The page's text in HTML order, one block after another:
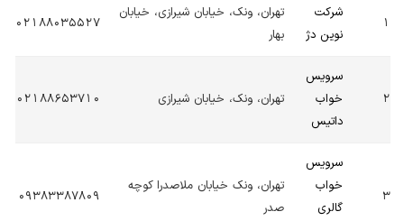
1
شرکت
نوین دژ
تهران، ونک، خیابان شیرازی، خیابان
بهار
02188035527
2
سرویس
خواب
داتیس
تهران، ونک، خیابان شیرازی 02188653710
3
سرویس
خواب
گالری
تهران، ونک خیابان ملاصدرا کوچه
صدر
09383387809